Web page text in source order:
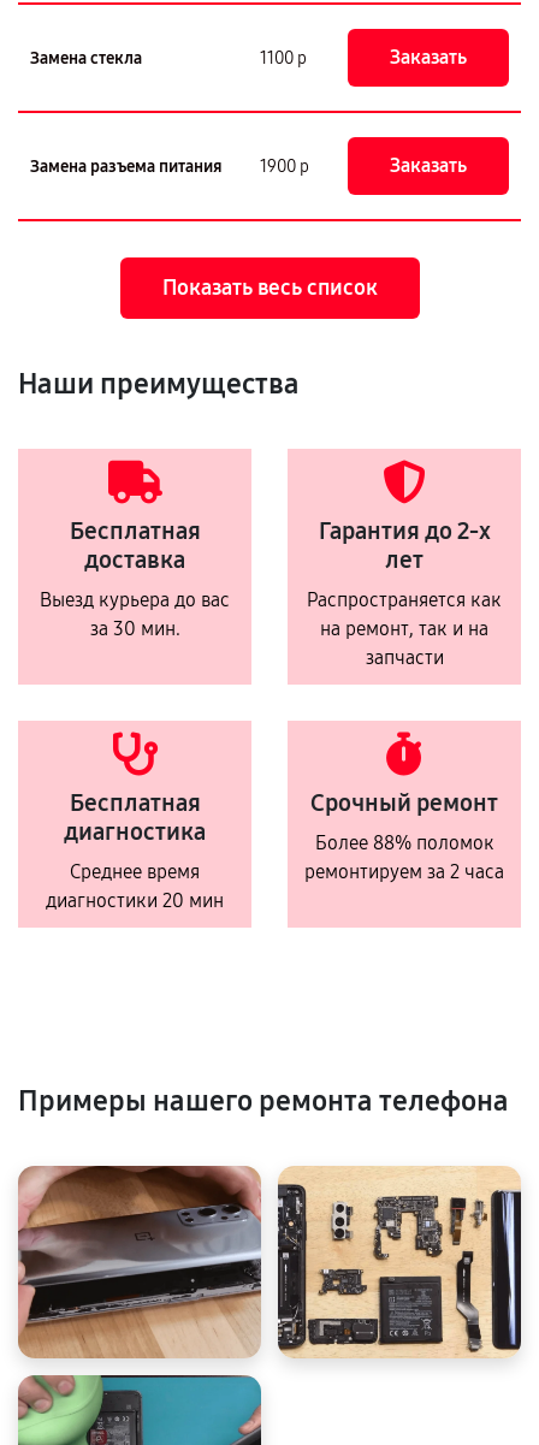
Замена стекла 1100 р Заказать
Замена разъема питания 1900 р Заказать
Показать весь список
Наши преимущества
Бесплатная
доставка
Выезд курьера до вас
за 30 мин.
Гарантия до 2-х
лет
Распространяется как
на ремонт, так и на
запчасти
Бесплатная
диагностика
Среднее время
диагностики 20 мин
Срочный ремонт
Более 88% поломок
ремонтируем за 2 часа
Примеры нашего ремонта телефона